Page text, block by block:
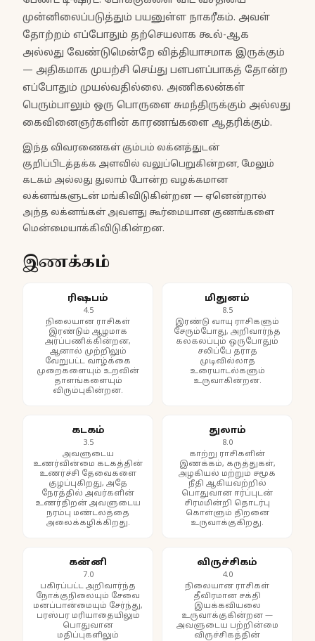
முன்னிலைப்படுத்தும் பயனுள்ள நாகரீகம். அவள்
தோற்றம் எப்போதும் தற்செயலாக கூல்-ஆக
அல்லது வேண்டுமென்றே வித்தியாசமாக இருக்கும்
— அதிகமாக முயற்சி செய்து பளபளப்பாகத் தோன்ற
எப்போதும் முயல்வதில்லை. அணிகலன்கள்
பெரும்பாலும் ஒரு பொருளை சுமந்திருக்கும் அல்லது
கைவினைஞர்களின் காரணங்களை ஆதரிக்கும்.
இந்த விவரணைகள் கும்பம் லக்னத்துடன்
குறிப்பிடத்தக்க அளவில் வலுப்பெறுகின்றன, மேலும்
கடகம் அல்லது துலாம் போன்ற வழக்கமான
லக்னங்களுடன் மங்கிவிடுகின்றன — ஏனென்றால்
அந்த லக்னங்கள் அவளது கூர்மையான குணங்களை
மென்மையாக்கிவிடுகின்றன.
இணக்கம்
ரிஷபம்
4.5
நிலையான ராசிகள்
இரண்டும் ஆழமாக
அர்ப்பணிக்கின்றன,
ஆனால் முற்றிலும்
வேறுபட்ட வாழ்க்கை
முறைகளையும் உறவின்
தாளங்களையும்
விரும்புகின்றன.
மிதுனம்
8.5
இரண்டு வாயு ராசிகளும்
சேரும்போது, அறிவார்ந்த
கலகலப்பும் ஒருபோதும்
சலிப்பே தராத
முடிவில்லாத
உரையாடல்களும்
உருவாகின்றன.
கடகம்
3.5
அவளுடைய
உணர்வின்மை கடகத்தின்
உணர்ச்சி தேவைகளை
குழப்புகிறது, அதே
நேரத்தில் அவர்களின்
உணர்திறன் அவளுடைய
நரம்பு மண்டலத்தை
அலைக்கழிக்கிறது.
துலாம்
8.0
காற்று ராசிகளின்
இணக்கம், கருத்துகள்,
அழகியல் மற்றும் சமூக
நீதி ஆகியவற்றில்
பொதுவான ஈர்ப்புடன்
சிரமமின்றி தொடர்பு
கொள்ளும் திறனை
உருவாக்குகிறது.
கன்னி
7.0
பகிரப்பட்ட அறிவார்ந்த
நோக்குநிலையும் சேவை
மனப்பான்மையும் சேர்ந்து,
பரஸ்பர மரியாதையிலும்
பொதுவான
மதிப்புகளிலும்
விருச்சிகம்
4.0
நிலையான ராசிகள்
தீவிரமான சக்தி
இயக்கவியலை
உருவாக்குகின்றன —
அவளுடைய பற்றின்மை
விருச்சிகத்தின்